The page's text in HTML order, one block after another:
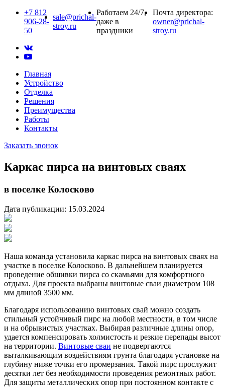
+7 812
906-28-
50
sale@prichal-
stroy.ru
Работаем 24/7,
даже в
праздники
Почта директора:
owner@prichal-
stroy.ru
Главная
Устройство
Отделка
Решения
Преимущества
Работы
Контакты
Заказать звонок
Каркас пирса на винтовых сваях
в поселке Колосково
Дата публикации: 15.03.2024
Наша команда установила каркас пирса на винтовых сваях на
участке в поселке Колосково. В дальнейшем планируется
проведение обшивки пирса со скамьями для комфортного
отдыха. Для проекта выбраны винтовые сваи диаметром 108
мм длиной 3500 мм.
Благодаря использованию винтовых свай можно создать
стильный устойчивый пирс на любой местности, в том числе
и на обрывистых участках. Выбирая различные длины опор,
удается компенсировать холмистость и резкие перепады высот
на территории. Винтовые сваи не подвергаются
выталкивающим воздействиям грунта благодаря установке на
глубину ниже точки его промерзания. Такой пирс прослужит
десятки лет без необходимости проведения ремонтных работ.
Для защиты металлических опор при постоянном контакте с